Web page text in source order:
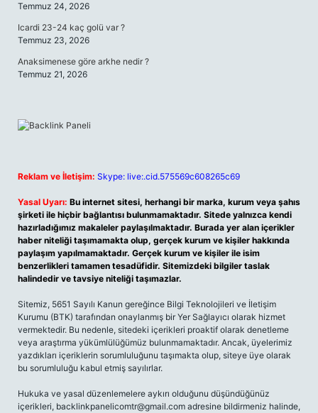
Temmuz 24, 2026
Icardi 23-24 kaç golü var ?
Temmuz 23, 2026
Anaksimenese göre arkhe nedir ?
Temmuz 21, 2026
Reklam ve İletişim: Skype: live:.cid.575569c608265c69
Yasal Uyarı: Bu internet sitesi, herhangi bir marka, kurum veya şahıs
şirketi ile hiçbir bağlantısı bulunmamaktadır. Sitede yalnızca kendi
hazırladığımız makaleler paylaşılmaktadır. Burada yer alan içerikler
haber niteliği taşımamakta olup, gerçek kurum ve kişiler hakkında
paylaşım yapılmamaktadır. Gerçek kurum ve kişiler ile isim
benzerlikleri tamamen tesadüfidir. Sitemizdeki bilgiler taslak
halindedir ve tavsiye niteliği taşımazlar.
Sitemiz, 5651 Sayılı Kanun gereğince Bilgi Teknolojileri ve İletişim
Kurumu (BTK) tarafından onaylanmış bir Yer Sağlayıcı olarak hizmet
vermektedir. Bu nedenle, sitedeki içerikleri proaktif olarak denetleme
veya araştırma yükümlülüğümüz bulunmamaktadır. Ancak, üyelerimiz
yazdıkları içeriklerin sorumluluğunu taşımakta olup, siteye üye olarak
bu sorumluluğu kabul etmiş sayılırlar.
Hukuka ve yasal düzenlemelere aykırı olduğunu düşündüğünüz
içerikleri, backlinkpanelicomtr@gmail.com adresine bildirmeniz halinde,